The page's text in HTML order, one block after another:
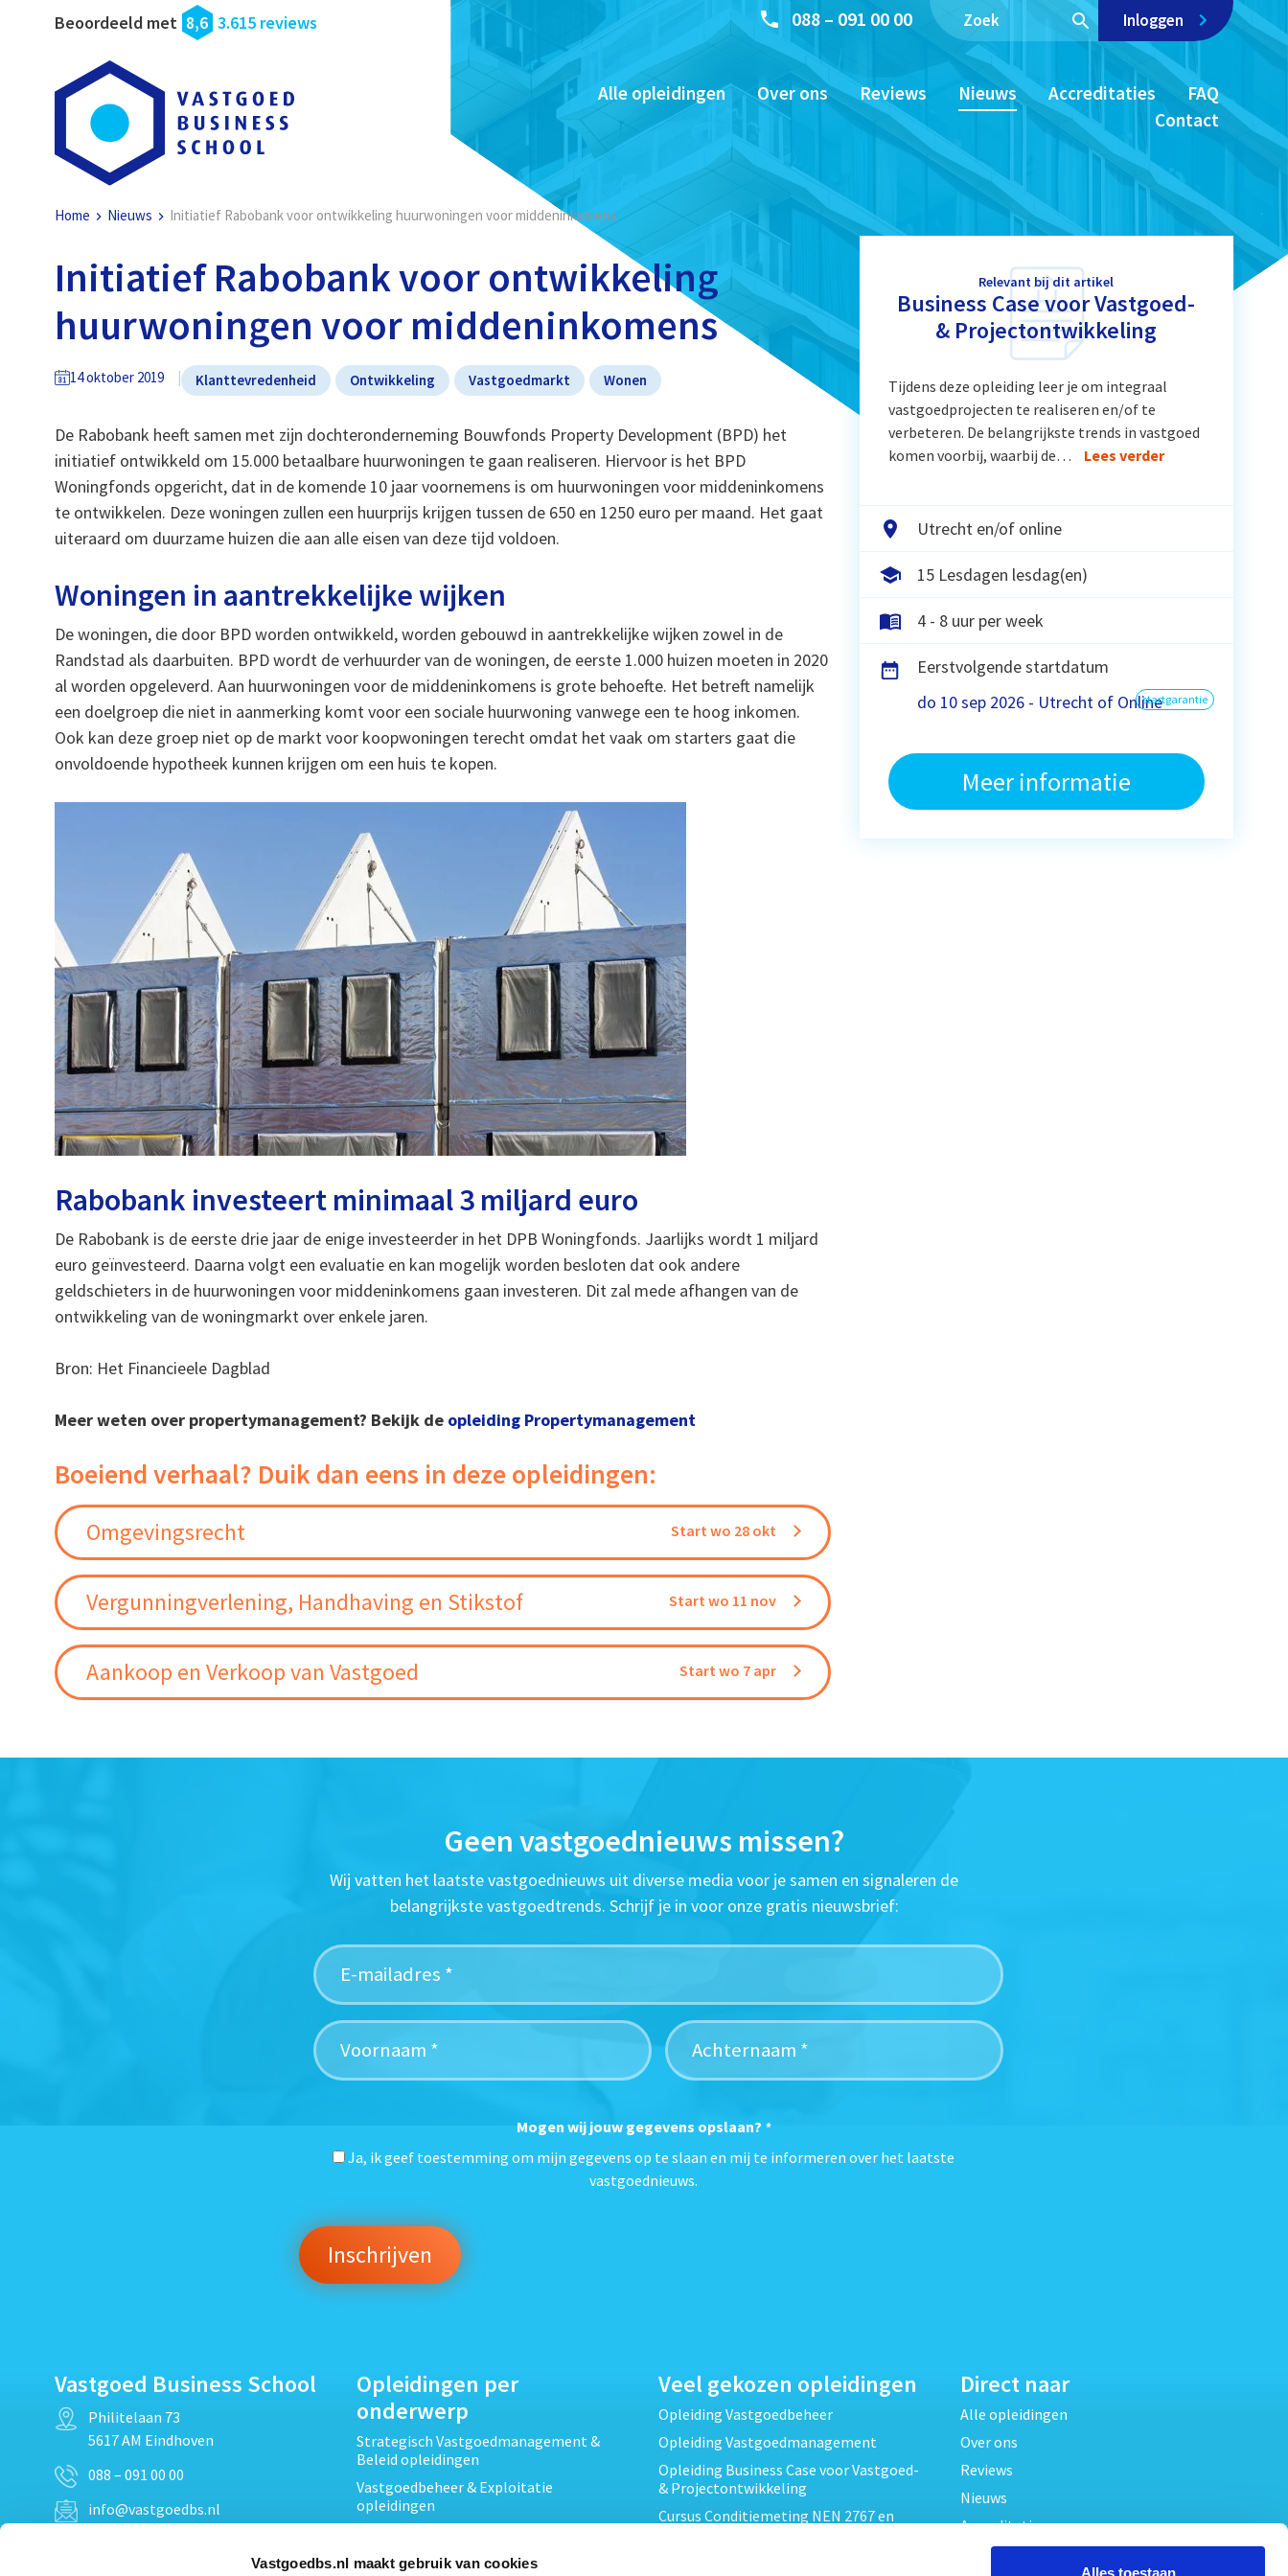
Vastgoedbs.nl maakt gebruik van cookies
Alles toestaan
Beoordeeld met 8,6 3.615 reviews 088 – 091 00 00 Inloggen
Alle opleidingen Over ons Reviews Nieuws Accreditaties
FAQ
Contact
Home Nieuws Initiatief Rabobank voor ontwikkeling huurwoningen voor middeninkomens
Initiatief Rabobank voor ontwikkeling
huurwoningen voor middeninkomens
14 oktober 2019 Klanttevredenheid Ontwikkeling Vastgoedmarkt Wonen
De Rabobank heeft samen met zijn dochteronderneming Bouwfonds Property Development (BPD) het
initiatief ontwikkeld om 15.000 betaalbare huurwoningen te gaan realiseren. Hiervoor is het BPD
Woningfonds opgericht, dat in de komende 10 jaar voornemens is om huurwoningen voor middeninkomens
te ontwikkelen. Deze woningen zullen een huurprijs krijgen tussen de 650 en 1250 euro per maand. Het gaat
uiteraard om duurzame huizen die aan alle eisen van deze tijd voldoen.
Woningen in aantrekkelijke wijken
De woningen, die door BPD worden ontwikkeld, worden gebouwd in aantrekkelijke wijken zowel in de
Randstad als daarbuiten. BPD wordt de verhuurder van de woningen, de eerste 1.000 huizen moeten in 2020
al worden opgeleverd. Aan huurwoningen voor de middeninkomens is grote behoefte. Het betreft namelijk
een doelgroep die niet in aanmerking komt voor een sociale huurwoning vanwege een te hoog inkomen.
Ook kan deze groep niet op de markt voor koopwoningen terecht omdat het vaak om starters gaat die
onvoldoende hypotheek kunnen krijgen om een huis te kopen.
Rabobank investeert minimaal 3 miljard euro
De Rabobank is de eerste drie jaar de enige investeerder in het DPB Woningfonds. Jaarlijks wordt 1 miljard
euro geïnvesteerd. Daarna volgt een evaluatie en kan mogelijk worden besloten dat ook andere
geldschieters in de huurwoningen voor middeninkomens gaan investeren. Dit zal mede afhangen van de
ontwikkeling van de woningmarkt over enkele jaren.
Bron: Het Financieele Dagblad
Meer weten over propertymanagement? Bekijk de opleiding Propertymanagement
Boeiend verhaal? Duik dan eens in deze opleidingen:
Omgevingsrecht Start wo 28 okt
Vergunningverlening, Handhaving en Stikstof Start wo 11 nov
Aankoop en Verkoop van Vastgoed Start wo 7 apr
Relevant bij dit artikel
Business Case voor Vastgoed-
& Projectontwikkeling
Tijdens deze opleiding leer je om integraal
vastgoedprojecten te realiseren en/of te
verbeteren. De belangrijkste trends in vastgoed
komen voorbij, waarbij de…
Lees verder
Utrecht en/of online
15 Lesdagen lesdag(en)
4 - 8 uur per week
Eerstvolgende startdatum
do 10 sep 2026 - Utrecht of Onlinestartgarantie
Meer informatie
Geen vastgoednieuws missen?
Wij vatten het laatste vastgoednieuws uit diverse media voor je samen en signaleren de
belangrijkste vastgoedtrends. Schrijf je in voor onze gratis nieuwsbrief:
Mogen wij jouw gegevens opslaan? *
Ja, ik geef toestemming om mijn gegevens op te slaan en mij te informeren over het laatste
vastgoednieuws.
Vastgoed Business School
Philitelaan 73
5617 AM Eindhoven
088 – 091 00 00
info@vastgoedbs.nl
Opleidingen per
onderwerp
Strategisch Vastgoedmanagement &
Beleid opleidingen
Vastgoedbeheer & Exploitatie
opleidingen
Projectontwikkeling &
Veel gekozen opleidingen
Opleiding Vastgoedbeheer
Opleiding Vastgoedmanagement
Opleiding Business Case voor Vastgoed-
& Projectontwikkeling
Cursus Conditiemeting NEN 2767 en
Direct naar
Alle opleidingen
Over ons
Reviews
Nieuws
Accreditaties